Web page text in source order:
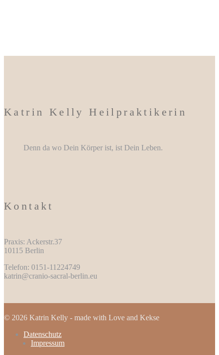
Katrin Kelly Heilpraktikerin
Denn da wo Dein Körper ist, ist Dein Leben.
Kontakt
Praxis: Ackerstr.37
10115 Berlin
Telefon: 0151-11224749
katrin@cranio-sacral-berlin.eu
© 2026 Katrin Kelly - made with Love and Kekse
Datenschutz
Impressum